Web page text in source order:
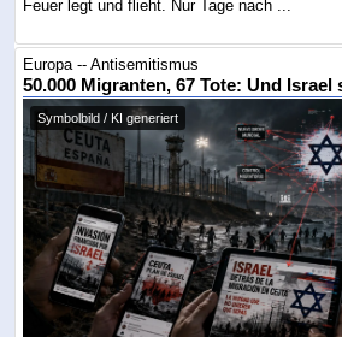
Feuer legt und flieht. Nur Tage nach ...
Europa -- Antisemitismus
50.000 Migranten, 67 Tote: Und
Symbolbild / KI generiert